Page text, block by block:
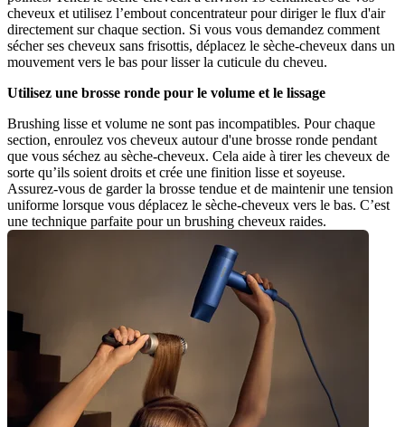
cheveux et utilisez l’embout concentrateur pour diriger le flux d'air
directement sur chaque section. Si vous vous demandez comment
sécher ses cheveux sans frisottis, déplacez le sèche-cheveux dans un
mouvement vers le bas pour lisser la cuticule du cheveu.
Utilisez une brosse ronde pour le volume et le lissage
Brushing lisse et volume ne sont pas incompatibles. Pour chaque
section, enroulez vos cheveux autour d'une brosse ronde pendant
que vous séchez au sèche-cheveux. Cela aide à tirer les cheveux de
sorte qu’ils soient droits et crée une finition lisse et soyeuse.
Assurez-vous de garder la brosse tendue et de maintenir une tension
uniforme lorsque vous déplacez le sèche-cheveux vers le bas. C’est
une technique parfaite pour un brushing cheveux raides.